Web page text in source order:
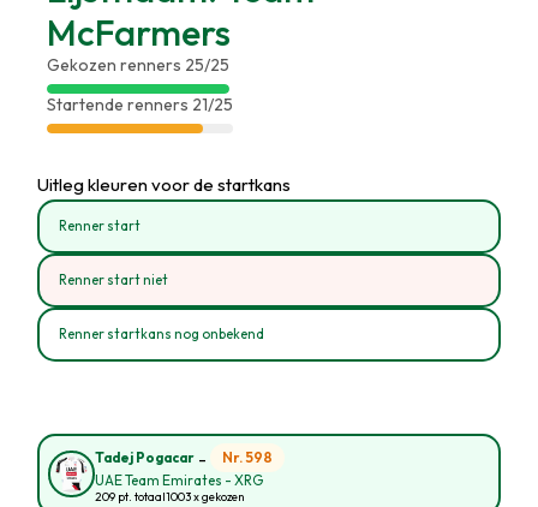
McFarmers
Gekozen renners 25/25
Startende renners 21/25
Uitleg kleuren voor de startkans
Renner start
Renner start niet
Renner startkans nog onbekend
Tadej Pogacar - Nr. 598
UAE Team Emirates - XRG
209 pt. totaal1003 x gekozen